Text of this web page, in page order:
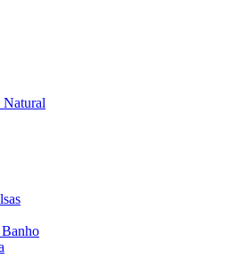
Natural